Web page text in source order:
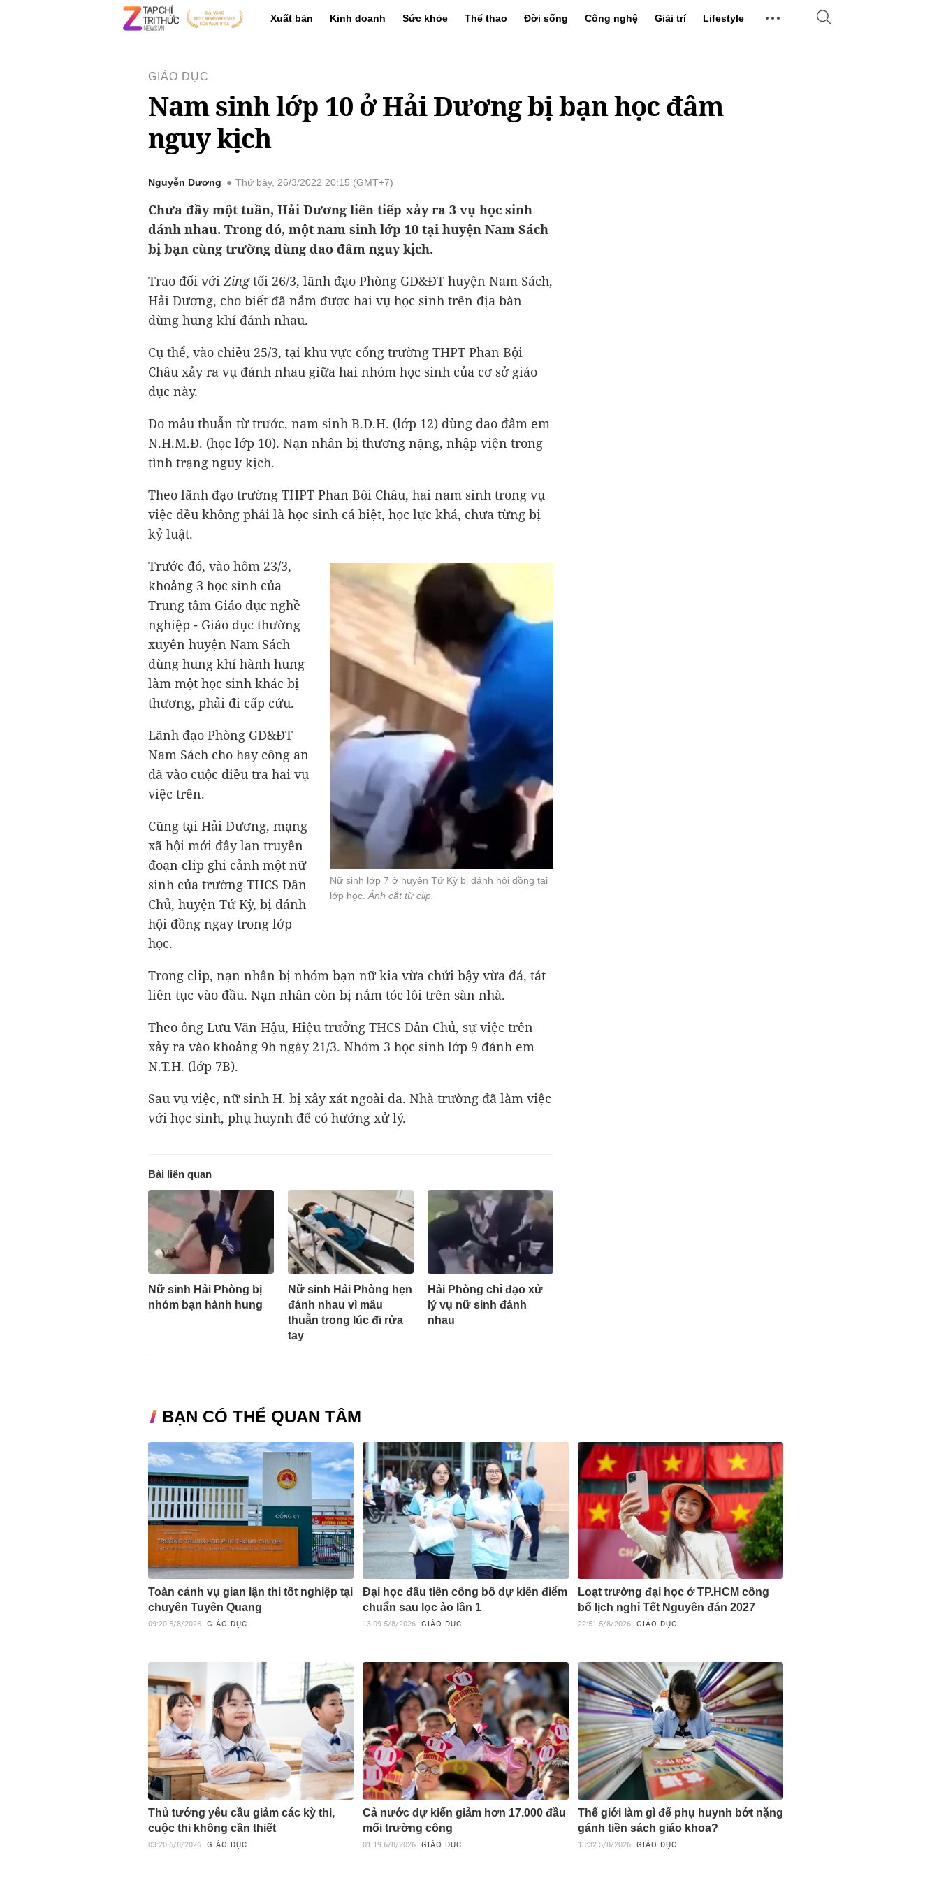
Xuất bản Kinh doanh Sức khỏe Thể thao Đời sống Công nghệ Giải trí Lifestyle
GIÁO DỤC
Nam sinh lớp 10 ở Hải Dương bị bạn học đâm
nguy kịch
Nguyễn Dương Thứ bảy, 26/3/2022 20:15 (GMT+7)
Chưa đầy một tuần, Hải Dương liên tiếp xảy ra 3 vụ học sinh
đánh nhau. Trong đó, một nam sinh lớp 10 tại huyện Nam Sách
bị bạn cùng trường dùng dao đâm nguy kịch.
Trao đổi vớiZingtối 26/3, lãnh đạo Phòng GD&ĐT huyện Nam Sách,
Hải Dương, cho biết đã nắm được hai vụ học sinh trên địa bàn
dùng hung khí đánh nhau.
Cụ thể, vào chiều 25/3, tại khu vực cổng trường THPT Phan Bội
Châu xảy ra vụ đánh nhau giữa hai nhóm học sinh của cơ sở giáo
dục này.
Do mâu thuẫn từ trước, nam sinh B.D.H. (lớp 12) dùng dao đâm em
N.H.M.Đ. (học lớp 10). Nạn nhân bị thương nặng, nhập viện trong
tình trạng nguy kịch.
Theo lãnh đạo trường THPT Phan Bôi Châu, hai nam sinh trong vụ
việc đều không phải là học sinh cá biệt, học lực khá, chưa từng bị
kỷ luật.
Nữ sinh lớp 7 ở huyện Tứ Kỳ bị đánh hội đồng tại
lớp học. Ảnh cắt từ clip.
Trước đó, vào hôm 23/3,
khoảng 3 học sinh của
Trung tâm Giáo dục nghề
nghiệp - Giáo dục thường
xuyên huyện Nam Sách
dùng hung khí hành hung
làm một học sinh khác bị
thương, phải đi cấp cứu.
Lãnh đạo Phòng GD&ĐT
Nam Sách cho hay công an
đã vào cuộc điều tra hai vụ
việc trên.
Cũng tại Hải Dương, mạng
xã hội mới đây lan truyền
đoạn clip ghi cảnh một nữ
sinh của trường THCS Dân
Chủ, huyện Tứ Kỳ, bị đánh
hội đồng ngay trong lớp
học.
Trong clip, nạn nhân bị nhóm bạn nữ kia vừa chửi bậy vừa đá, tát
liên tục vào đầu. Nạn nhân còn bị nắm tóc lôi trên sàn nhà.
Theo ông Lưu Văn Hậu, Hiệu trưởng THCS Dân Chủ, sự việc trên
xảy ra vào khoảng 9h ngày 21/3. Nhóm 3 học sinh lớp 9 đánh em
N.T.H. (lớp 7B).
Sau vụ việc, nữ sinh H. bị xây xát ngoài da. Nhà trường đã làm việc
với học sinh, phụ huynh để có hướng xử lý.
Bài liên quan
Nữ sinh Hải Phòng bị
nhóm bạn hành hung
Nữ sinh Hải Phòng hẹn
đánh nhau vì mâu
thuẫn trong lúc đi rửa
tay
Hải Phòng chỉ đạo xử
lý vụ nữ sinh đánh
nhau
BẠN CÓ THỂ QUAN TÂM
Toàn cảnh vụ gian lận thi tốt nghiệp tại
chuyên Tuyên Quang
09:20 5/8/2026 GIÁO DỤC
Đại học đầu tiên công bố dự kiến điểm
chuẩn sau lọc ảo lần 1
13:09 5/8/2026 GIÁO DỤC
Loạt trường đại học ở TP.HCM công
bố lịch nghỉ Tết Nguyên đán 2027
22:51 5/8/2026 GIÁO DỤC
Thủ tướng yêu cầu giảm các kỳ thi,
cuộc thi không cần thiết
03:20 6/8/2026 GIÁO DỤC
Cả nước dự kiến giảm hơn 17.000 đầu
mối trường công
01:19 6/8/2026 GIÁO DỤC
Thế giới làm gì để phụ huynh bớt nặng
gánh tiền sách giáo khoa?
13:32 5/8/2026 GIÁO DỤC